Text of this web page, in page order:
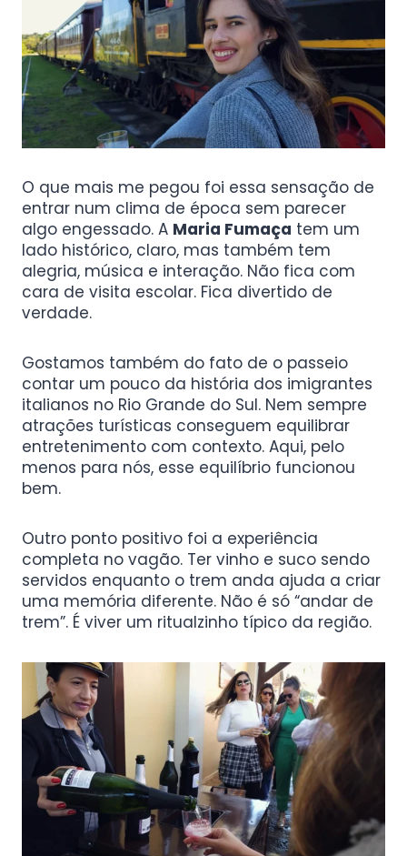
O que mais me pegou foi essa sensação de
entrar num clima de época sem parecer
algo engessado. A Maria Fumaça tem um
lado histórico, claro, mas também tem
alegria, música e interação. Não fica com
cara de visita escolar. Fica divertido de
verdade.
Gostamos também do fato de o passeio
contar um pouco da história dos imigrantes
italianos no Rio Grande do Sul. Nem sempre
atrações turísticas conseguem equilibrar
entretenimento com contexto. Aqui, pelo
menos para nós, esse equilíbrio funcionou
bem.
Outro ponto positivo foi a experiência
completa no vagão. Ter vinho e suco sendo
servidos enquanto o trem anda ajuda a criar
uma memória diferente. Não é só “andar de
trem”. É viver um ritualzinho típico da região.